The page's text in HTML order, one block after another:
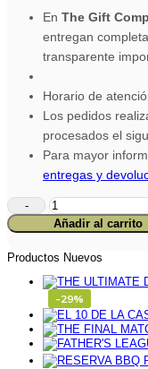
En The Gift
entregan
transparente
Horario de
Los pedidos
procesados el
Para mayor
entregas y
Ancheta
Paladares
Intensos
Añadir al carrito
Productos Nuevos
-29%